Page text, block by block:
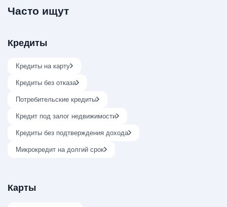
Часто ищут
Кредиты
Кредиты на карту
Кредиты без отказа
Потребительские кредиты
Кредит под залог недвижимости
Кредиты без подтверждения дохода
Микрокредит на долгий срок
Карты